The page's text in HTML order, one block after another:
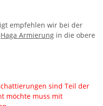
empfehlen wir bei der
Haga Armierung in die obere
sind Teil der
möchte muss mit